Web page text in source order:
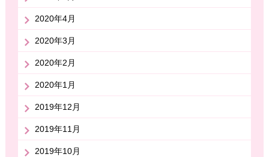
2020年4月
2020年3月
2020年2月
2020年1月
2019年12月
2019年11月
2019年10月